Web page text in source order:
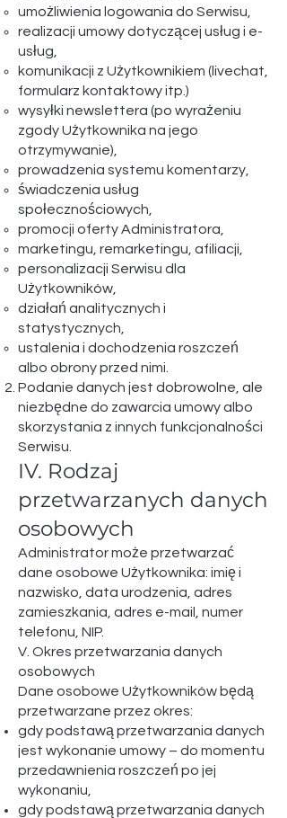
umożliwienia logowania do Serwisu,
realizacji umowy dotyczącej usług i e-
usług,
komunikacji z Użytkownikiem (livechat,
formularz kontaktowy itp.)
wysyłki newslettera (po wyrażeniu
zgody Użytkownika na jego
otrzymywanie),
prowadzenia systemu komentarzy,
świadczenia usług
społecznościowych,
promocji oferty Administratora,
marketingu, remarketingu, afiliacji,
personalizacji Serwisu dla
Użytkowników,
działań analitycznych i
statystycznych,
ustalenia i dochodzenia roszczeń
albo obrony przed nimi.
Podanie danych jest dobrowolne, ale
niezbędne do zawarcia umowy albo
skorzystania z innych funkcjonalności
Serwisu.
IV. Rodzaj
przetwarzanych danych
osobowych​
Administrator może przetwarzać
dane osobowe Użytkownika: imię i
nazwisko, data urodzenia, adres
zamieszkania, adres e-mail, numer
telefonu, NIP.
V. Okres przetwarzania danych
osobowych
Dane osobowe Użytkowników będą
przetwarzane przez okres:
gdy podstawą przetwarzania danych
jest wykonanie umowy – do momentu
przedawnienia roszczeń po jej
wykonaniu,
gdy podstawą przetwarzania danych